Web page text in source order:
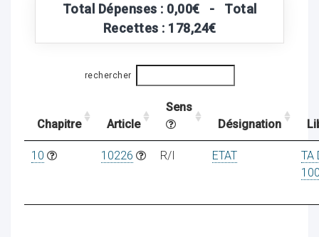
Total Dépenses : 0,00€ - Total
Recettes : 178,24€
rechercher
Chapitre Article
Sens
Désignation
10 10226 R/I ETAT
TA